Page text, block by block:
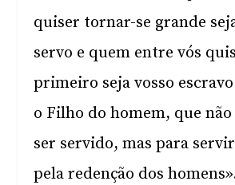
quiser tornar-se grande
servo e quem entre vós
primeiro seja vosso
o Filho do homem, que
ser servido, mas para
pela redenção dos